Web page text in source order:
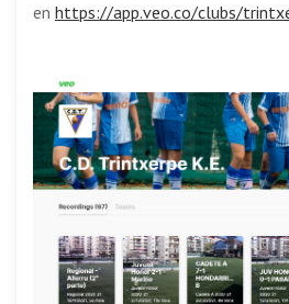
en https://app.veo.co/clubs/